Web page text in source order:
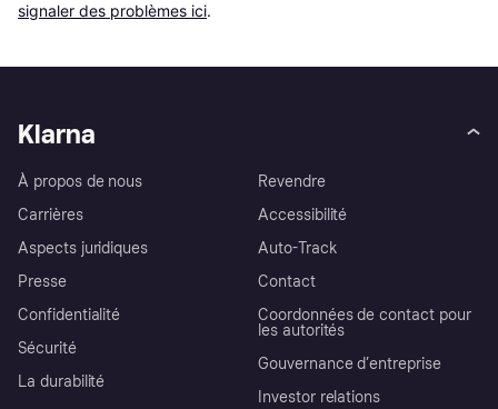
signaler des problèmes ici.
Klarna
À propos de nous
Carrières
Aspects juridiques
Presse
Confidentialité
Sécurité
La durabilité
Revendre
Accessibilité
Auto-Track
Contact
Coordonnées de contact pour
les autorités
Gouvernance d’entreprise
Investor relations